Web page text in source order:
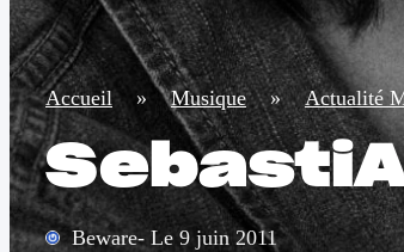
Accueil » Musique » Actualité
Beware- Le 9 juin 2011